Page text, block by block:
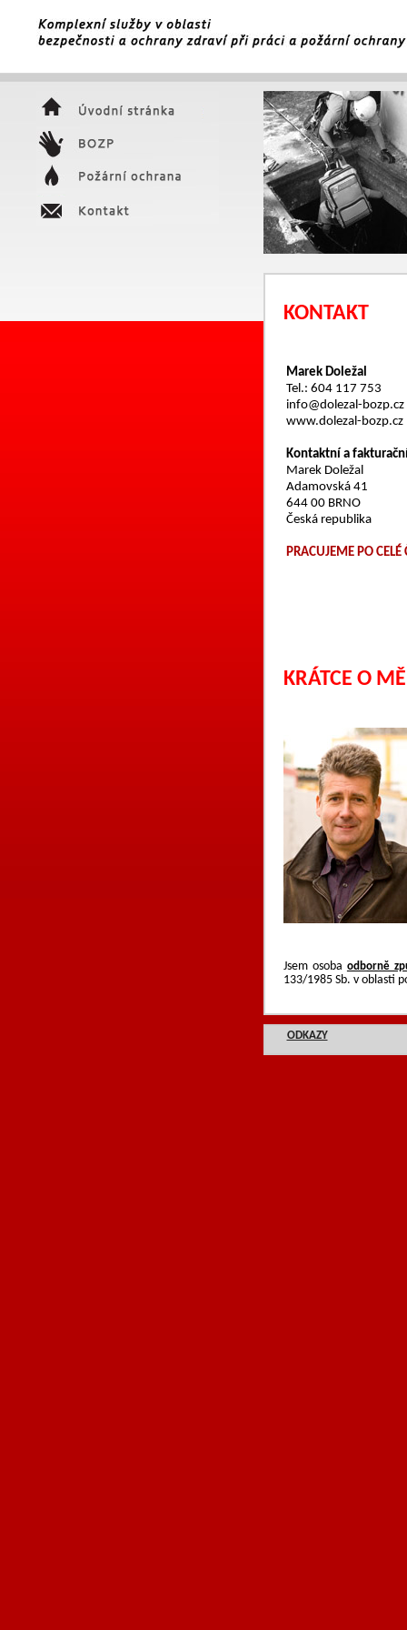
KONTAKT
Marek Doležal
Tel.: 604 117 753
info@dolezal-bozp.cz
www.dolezal-bozp.cz
Kontaktní a
Marek Doležal
Adamovská 41
644 00 BRNO
Česká republika
PRACUJEME PO CELÉ
KRÁTCE O MĚ
Jsem osoba odborně
133/1985 Sb. v oblasti
ODKAZY